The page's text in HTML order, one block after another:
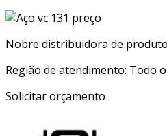
Nobre distribuidora de
Região de atendimento: Todo
Solicitar orçamento